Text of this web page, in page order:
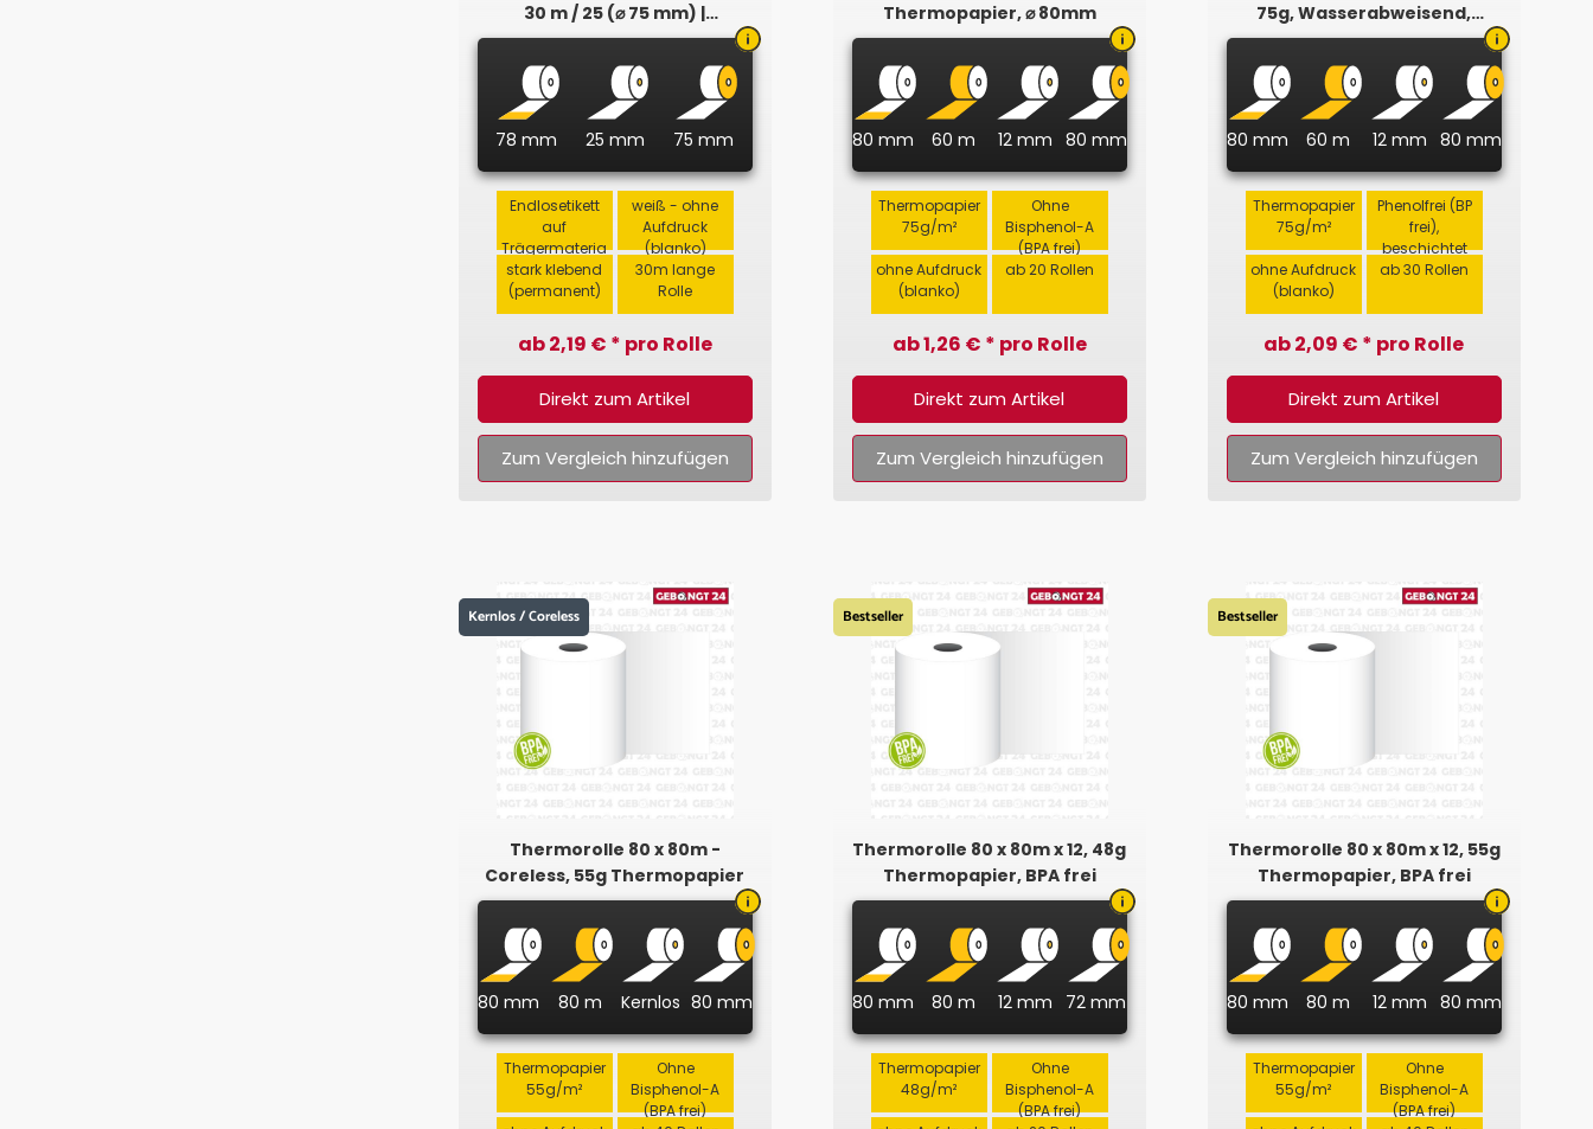
30 m / 25 (⌀ 75 mm) |
Permanent
78 mm 25 mm 75 mm
Endlosetikett
auf
Trägermateria
l
weiß - ohne
Aufdruck
(blanko)
stark klebend
(permanent)
30m lange
Rolle
ab 2,19 € * pro Rolle
Direkt zum Artikel
Zum Vergleich hinzufügen
Thermopapier, ⌀ 80mm
80 mm 60 m 12 mm 80 mm
Thermopapier
75g/m²
Ohne
Bisphenol-A
(BPA frei)
ohne Aufdruck
(blanko)
ab 20 Rollen
ab 1,26 € * pro Rolle
Direkt zum Artikel
Zum Vergleich hinzufügen
75g, Wasserabweisend,
Phenolfrei
80 mm 60 m 12 mm 80 mm
Thermopapier
75g/m²
Phenolfrei (BP
frei),
beschichtet
ohne Aufdruck
(blanko)
ab 30 Rollen
ab 2,09 € * pro Rolle
Direkt zum Artikel
Zum Vergleich hinzufügen
Kernlos / Coreless
Thermorolle 80 x 80m -
Coreless, 55g Thermopapier
80 mm 80 m Kernlos 80 mm
Thermopapier
55g/m²
Ohne
Bisphenol-A
(BPA frei)
Bestseller
Thermorolle 80 x 80m x 12, 48g
Thermopapier, BPA frei
80 mm 80 m 12 mm 72 mm
Thermopapier
48g/m²
Ohne
Bisphenol-A
(BPA frei)
Bestseller
Thermorolle 80 x 80m x 12, 55g
Thermopapier, BPA frei
80 mm 80 m 12 mm 80 mm
Thermopapier
55g/m²
Ohne
Bisphenol-A
(BPA frei)